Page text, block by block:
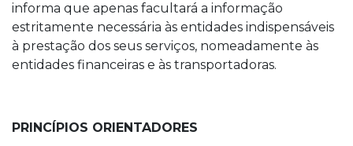
informa que apenas facultará a informação
estritamente necessária às entidades indispensáveis
à prestação dos seus serviços, nomeadamente às
entidades financeiras e às transportadoras.
PRINCÍPIOS ORIENTADORES